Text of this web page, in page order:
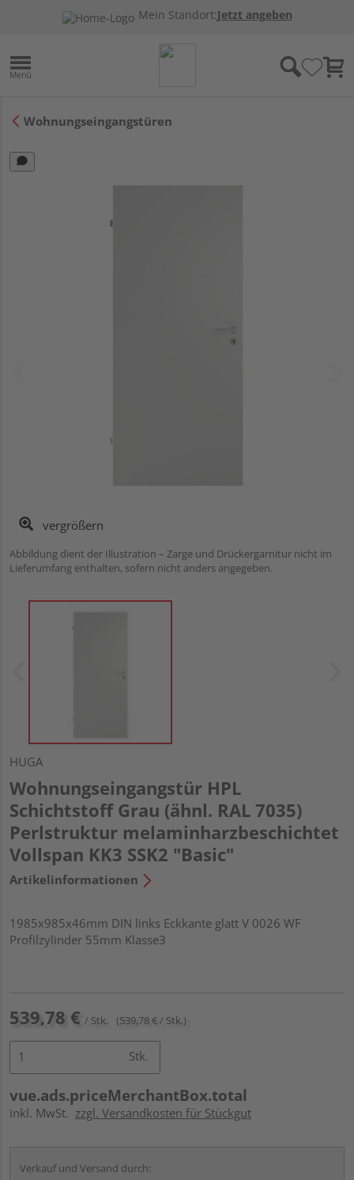
Mein Standort:Jetzt angeben
Wohnungseingangstüren
vergrößern
Abbildung dient der Illustration – Zarge und Drückergarnitur nicht im
Lieferumfang enthalten, sofern nicht anders angegeben.
HUGA
Wohnungseingangstür HPL
Schichtstoff Grau (ähnl. RAL 7035)
Perlstruktur melaminharzbeschichtet
Vollspan KK3 SSK2 "Basic"
Artikelinformationen
1985x985x46mm DIN links Eckkante glatt V 0026 WF
Profilzylinder 55mm Klasse3
539,78 € / Stk. (539,78 € / Stk.)
Stk.
vue.ads.priceMerchantBox.total
inkl. MwSt. zzgl. Versandkosten für Stückgut
Verkauf und Versand durch: